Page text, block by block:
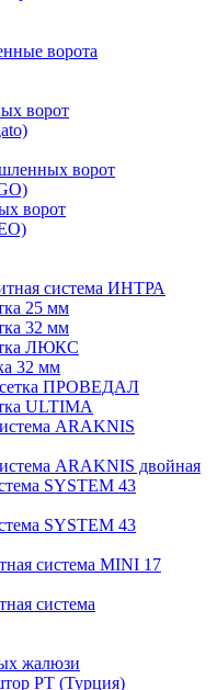
ворота
ворот
ворот
ворот
система ИНТРА
25 мм
32 мм
ЛЮКС
32 мм
сетка ПРОВЕДАЛ
ULTIMA
ARAKNIS
ARAKNIS двойная
SYSTEM 43
SYSTEM 43
система MINI 17
система
жалюзи
РТ (Турция)